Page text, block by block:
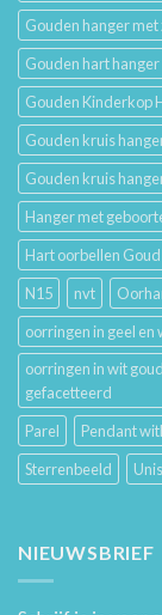
Gouden hanger
Gouden hart hanger
Gouden Kinderkop
Gouden kruis
Gouden kruis
Hanger met
Hart oorbellen Goud
N15
nvt
oorringen in geel
oorringen in wit
gefacetteerd
Parel
Pendant
Sterrenbeeld
NIEUWSBRIEF